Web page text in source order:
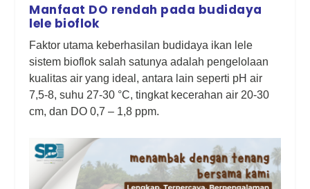
Manfaat DO rendah pada budidaya
lele bioflok
Faktor utama keberhasilan budidaya ikan lele
sistem bioflok salah satunya adalah pengelolaan
kualitas air yang ideal, antara lain seperti pH air
7,5-8, suhu 27-30 °C, tingkat kecerahan air 20-30
cm, dan DO 0,7 – 1,8 ppm.